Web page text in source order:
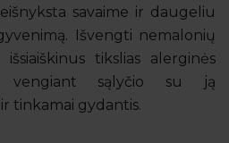
savaime ir daugeliu
Išvengti nemalonių
tikslias alerginės
vengiant sąlyčio su ją
tinkamai gydantis.